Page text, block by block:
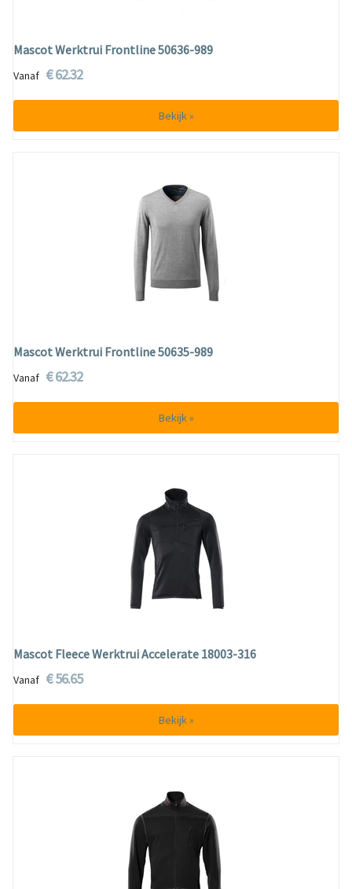
Mascot Werktrui Frontline 50636-989
Vanaf € 62.32
Bekijk »
Mascot Werktrui Frontline 50635-989
Vanaf € 62.32
Bekijk »
Mascot Fleece Werktrui Accelerate 18003-316
Vanaf € 56.65
Bekijk »